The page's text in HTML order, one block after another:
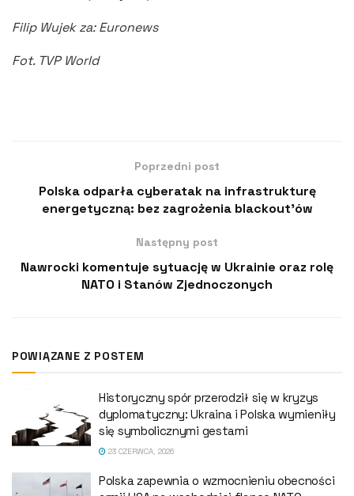
Filip Wujek za: Euronews
Fot. TVP World
Poprzedni post
Polska odparła cyberatak na infrastrukturę
energetyczną: bez zagrożenia blackout’ów
Następny post
Nawrocki komentuje sytuację w Ukrainie oraz rolę
NATO i Stanów Zjednoczonych
POWIĄZANE Z POSTEM
Historyczny spór przerodził się w kryzys
dyplomatyczny: Ukraina i Polska wymieniły
się symbolicznymi gestami
23 CZERWCA, 2026
Polska zapewnia o wzmocnieniu obecności